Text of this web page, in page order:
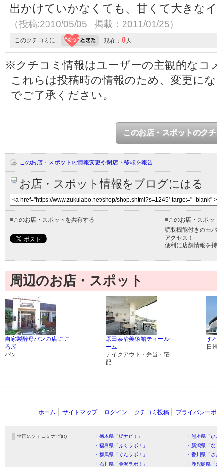
出かけていかなくても、甘くて大きな
（投稿:2010/05/05 掲載：2011/01/25）
このクチコミに 現在： 0人
※クチコミ情報はユーザーの主観的なコ
これらは投稿時の情報のため、変更に
でご了承ください。
このお店・スポットのク
このお店・スポットの情報変更や閉店・移転を報告
お店・スポット情報をブログにはる
■このお店・スポットを共有する ■このお店・スポッ
読取機能付きのモ
アクセス！
便利に店舗情報を
周辺のお店・スポット
自家製酵母パンの店 ここ
ろ屋
パン
原田泰治美術館ティール
ーム
テイクアウト・弁当・宅
配
す
日
ホーム サイトマップ ログイン クチコミ投稿 プライバシー
全国のクチコミナビ(R) ・栃木県「栃ナビ！」
・熊本県「
・福島県「ふくラボ！」
・新潟県「
・群馬県「ぐんラボ！」
・香川県「
・石川県「金沢ラボ！」
・鹿児島県